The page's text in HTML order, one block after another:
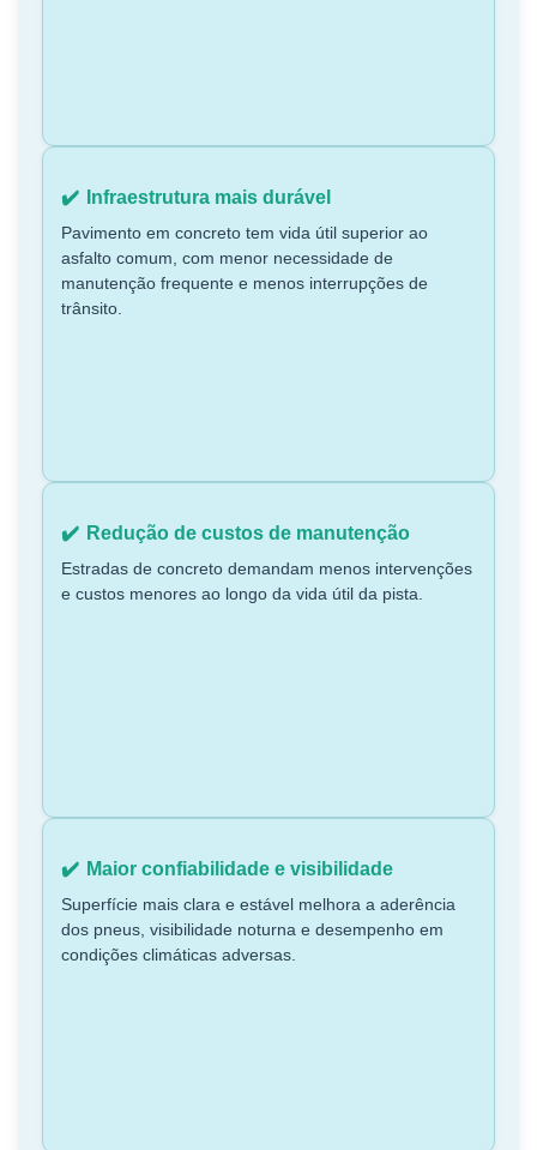
Infraestrutura mais durável
Pavimento em concreto tem vida útil superior ao
asfalto comum, com menor necessidade de
manutenção frequente e menos interrupções de
trânsito.
Redução de custos de manutenção
Estradas de concreto demandam menos intervenções
e custos menores ao longo da vida útil da pista.
Maior confiabilidade e visibilidade
Superfície mais clara e estável melhora a aderência
dos pneus, visibilidade noturna e desempenho em
condições climáticas adversas.